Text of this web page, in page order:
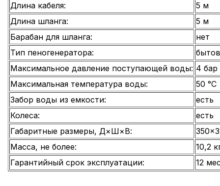
Длина кабеля:
5 м
Длина шланга:
5 м
Барабан для шланга:
нет
Тип пеногенератора:
Максимальное давление поступающей воды: 4 бар
Максимальная температура воды:
50 °С
Забор воды из емкости:
есть
Колеса:
есть
Габаритные размеры, Д×Ш×В:
Масса, не более:
10,2
Гарантийный срок эксплуатации:
12